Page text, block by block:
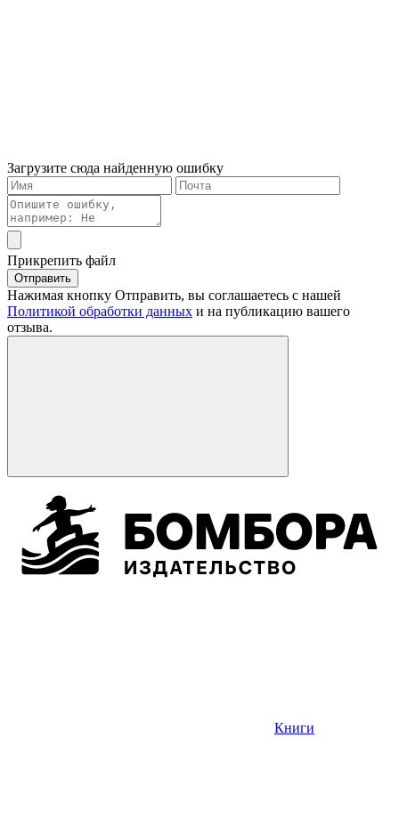
Загрузите сюда найденную ошибку
Прикрепить файл
Отправить
Нажимая кнопку Отправить, вы соглашаетесь с нашей
Политикой обработки данных и на публикацию вашего
отзыва.
Книги